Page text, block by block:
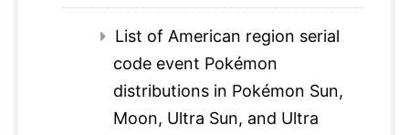
List of American region serial
code event Pokémon
distributions in Pokémon Sun,
Moon, Ultra Sun, and Ultra